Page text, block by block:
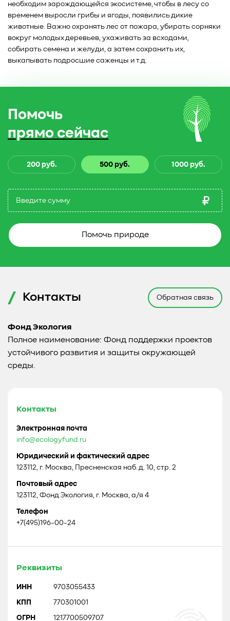
необходим зарождающейся экосистеме, чтобы в лесу со
временем выросли грибы и ягоды, появились дикие
животные. Важно охранять лес от пожара, убирать сорняки
вокруг молодых деревьев, ухаживать за всходами,
собирать семена и желуди, а затем сохранить их,
выкапывать подросшие саженцы и т.д.
Помочь
прямо сейчас
200 руб. 500 руб. 1000 руб.
Помочь природе
Контакты Обратная связь
Фонд Экология
Полное наименование: Фонд поддержки проектов
устойчивого развития и защиты окружающей
среды.
Контакты
Электронная почта
info@ecologyfund.ru
Юридический и фактический адрес
123112, г. Москва, Пресненская наб. д. 10, стр. 2
Почтовый адрес
123112, Фонд Экология, г. Москва, а/я 4
Телефон
+7(495)196-00-24
Реквизиты
ИНН 9703055433
КПП 770301001
ОГРН 1217700509707